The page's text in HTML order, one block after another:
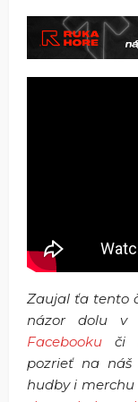
Zaujal ťa tento
názor dolu v
Facebooku či
pozrieť na náš
hudby i merchu